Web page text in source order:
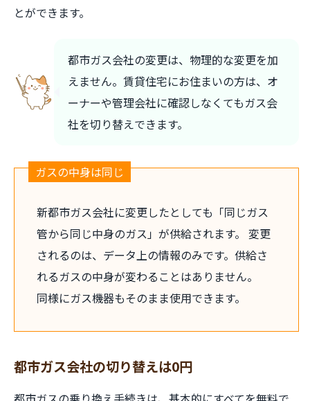
とができます。
都市ガス会社の変更は、物理的な変更を加
えません。賃貸住宅にお住まいの方は、オ
ーナーや管理会社に確認しなくてもガス会
社を切り替えできます。
ガスの中身は同じ
新都市ガス会社に変更したとしても「同じガス
管から同じ中身のガス」が供給されます。 変更
されるのは、データ上の情報のみです。供給さ
れるガスの中身が変わることはありません。
同様にガス機器もそのまま使用できます。
都市ガス会社の切り替えは0円